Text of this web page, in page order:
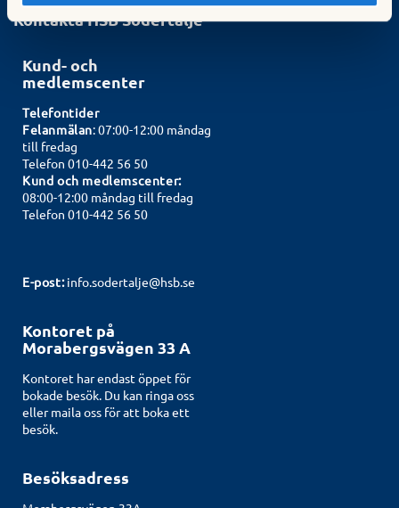
Kontakta HSB Södertälje
Kund- och
medlemscenter
Telefontider
Felanmälan: 07:00-12:00 måndag
till fredag
Telefon 010-442 56 50
Kund och medlemscenter:
08:00-12:00 måndag till fredag
Telefon 010-442 56 50
E-post: info.sodertalje@hsb.se
Kontoret på
Morabergsvägen 33 A
Kontoret har endast öppet för
bokade besök. Du kan ringa oss
eller maila oss för att boka ett
besök.
Besöksadress